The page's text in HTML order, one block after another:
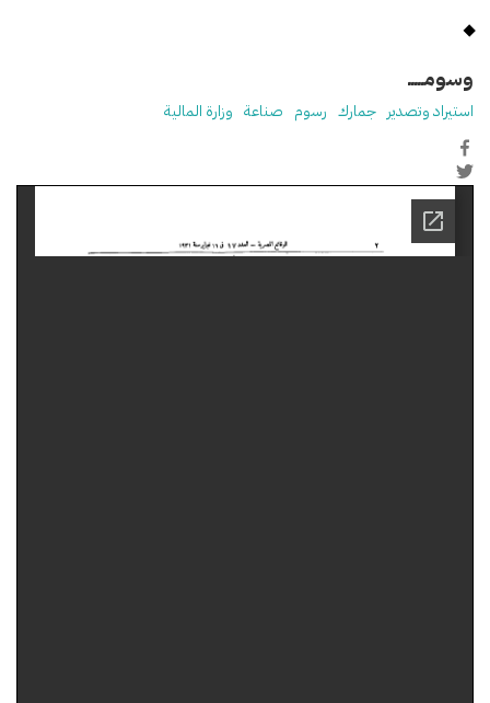
وسومـــــ
استيراد وتصدير جمارك رسوم صناعة وزارة المالية